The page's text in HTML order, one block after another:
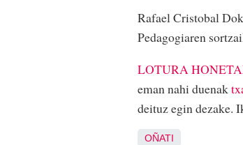
Rafael Cristobal
Pedagogiaren
LOTURA
eman nahi duenak
deituz egin dezake.
OÑATI